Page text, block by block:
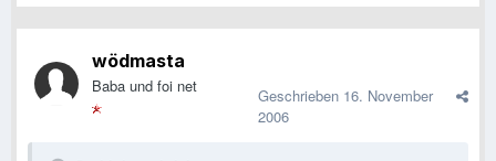
wödmasta
Baba und foi net Geschrieben 16. November
2006